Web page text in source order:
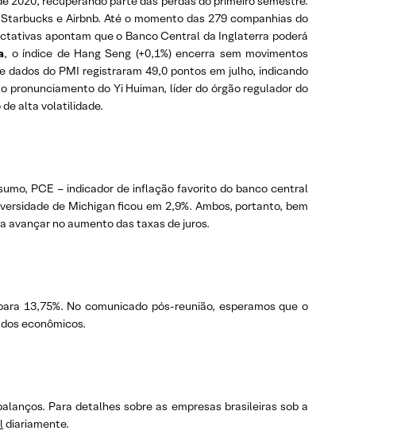
e Airbnb. Até o momento das 279 companhias do
apontam que o Banco Central da Inglaterra poderá
, o índice de Hang Seng (+0,1%) encerra sem movimentos
do PMI registraram 49,0 pontos em julho, indicando
do Yi Huiman, líder do órgão regulador do
de alta volatilidade.
PCE – indicador de inflação favorito do banco central
de Michigan ficou em 2,9%. Ambos, portanto, bem
avançar no aumento das taxas de juros.
13,75%. No comunicado pós-reunião, esperamos que o
econômicos.
Para detalhes sobre as empresas brasileiras sob a
diariamente.